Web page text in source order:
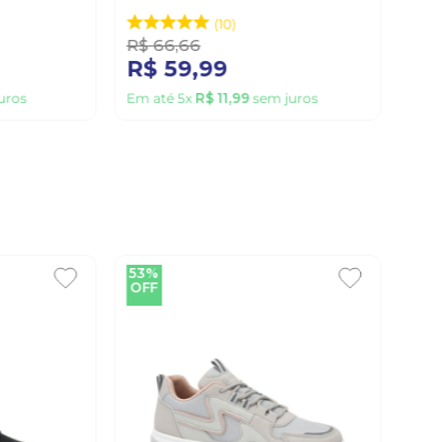
10
R$ 66,66
R$ 59,99
Em até5x R$ 11,99sem juros
53%
OFF